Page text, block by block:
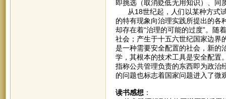
即挑选（取消贬低无用知识）、同
从18世纪起，人们以某种方式试
的特有现象向治理实践所提出的各
却存在着“治理的可能的过度”。
社会；产生于十五六世纪国家边界
是一种需要安全配置的社会，新的
学，其根本的技术工具是安全配
指称公共管理负责的东西即为政治
的问题也标志着国家问题进入了微
读书感想 ：